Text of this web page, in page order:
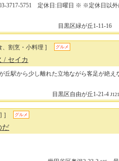
3717-5751 定休日:日曜日 ※ ※定休日以
目黒区緑が丘1-11-16
、割烹・小料理 ] グルメ
/ セイカ
丘駅から少し離れた立地ながら客足が絶え
目黒区自由が丘1-21-4
] グルメ
だ